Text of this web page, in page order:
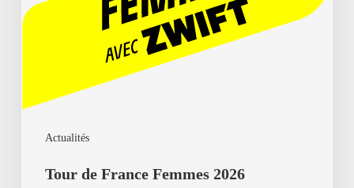
Actualités
Tour de France Femmes 2026